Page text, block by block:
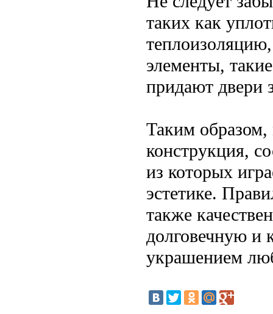
таких как
элементы,
придают двери
Таким образом,
конструкция,
из которых
эстетике.
также
долговечную и
украшением